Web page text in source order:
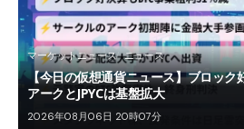
マーケットニュース ニュース
【今日の仮想通貨ニュース】ブロック
アークとJPYCは基盤拡大
2026年08月06日 20時07分